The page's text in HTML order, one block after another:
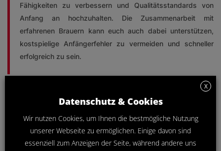
Fähigkeiten zu verbessern und Qualitätsstandards von
Anfang an hochzuhalten. Die Zusammenarbeit mit
erfahrenen Brauern kann euch auch dabei unterstützen,
kostspielige Anfängerfehler zu vermeiden und schneller
erfolgreich zu sein.
X
Datenschutz & Cookies
Wir nutzen Cookies, um Ihnen die bestmögliche Nutzung
unserer Webseite zu ermöglichen. Einige davon sind
essenziell zum Anzeigen der Seite, während andere uns